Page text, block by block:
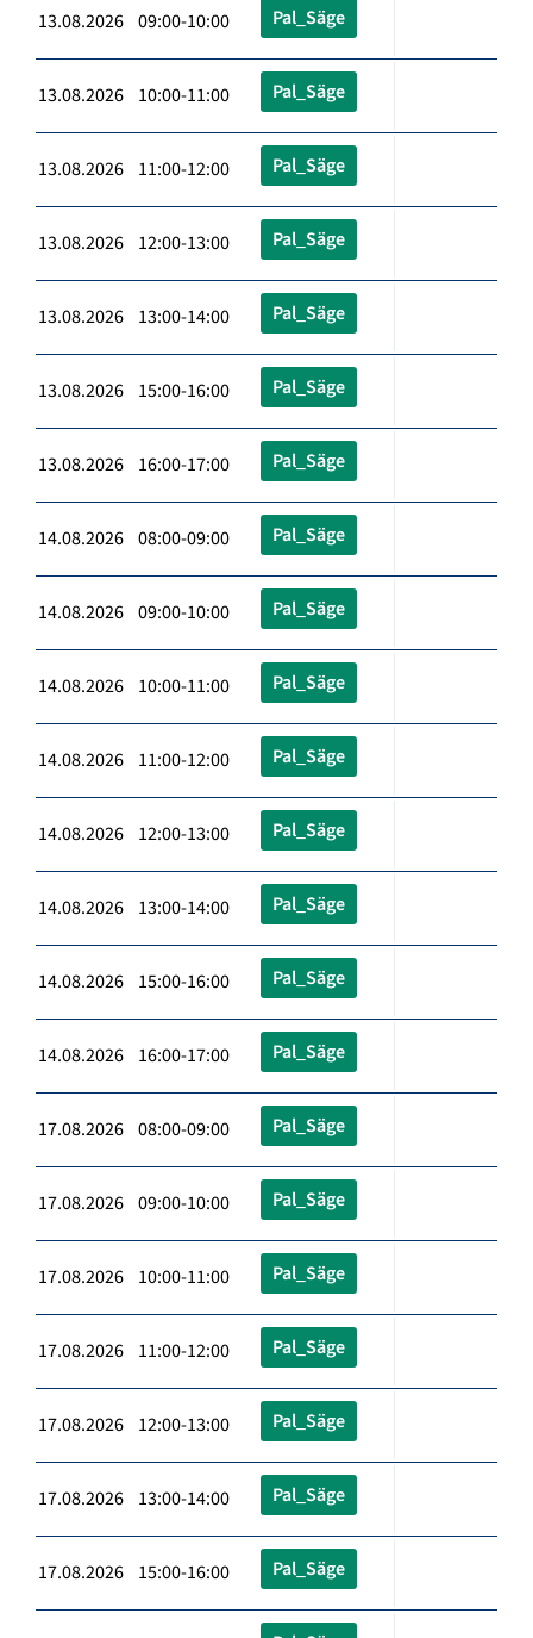
13.08.2026 09:00-10:00 Pal_Säge
13.08.2026 10:00-11:00 Pal_Säge
13.08.2026 11:00-12:00 Pal_Säge
13.08.2026 12:00-13:00 Pal_Säge
13.08.2026 13:00-14:00 Pal_Säge
13.08.2026 15:00-16:00 Pal_Säge
13.08.2026 16:00-17:00 Pal_Säge
14.08.2026 08:00-09:00 Pal_Säge
14.08.2026 09:00-10:00 Pal_Säge
14.08.2026 10:00-11:00 Pal_Säge
14.08.2026 11:00-12:00 Pal_Säge
14.08.2026 12:00-13:00 Pal_Säge
14.08.2026 13:00-14:00 Pal_Säge
14.08.2026 15:00-16:00 Pal_Säge
14.08.2026 16:00-17:00 Pal_Säge
17.08.2026 08:00-09:00 Pal_Säge
17.08.2026 09:00-10:00 Pal_Säge
17.08.2026 10:00-11:00 Pal_Säge
17.08.2026 11:00-12:00 Pal_Säge
17.08.2026 12:00-13:00 Pal_Säge
17.08.2026 13:00-14:00 Pal_Säge
17.08.2026 15:00-16:00 Pal_Säge